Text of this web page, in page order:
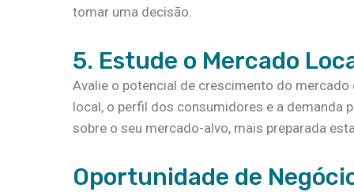
tomar uma decisão.
5. Estude o Mercado
Avalie o potencial de crescimento do
local, o perfil dos consumidores e a demanda
sobre o seu mercado-alvo, mais preparada
Oportunidade de